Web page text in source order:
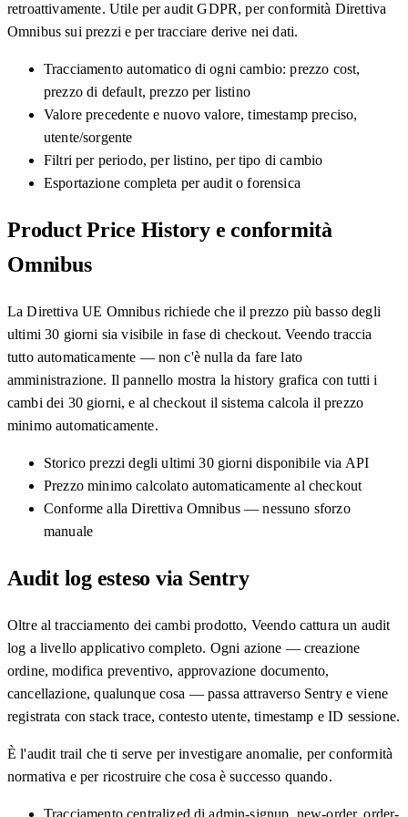
retroattivamente. Utile per audit GDPR, per conformità Direttiva
Omnibus sui prezzi e per tracciare derive nei dati.
Tracciamento automatico di ogni cambio: prezzo cost,
prezzo di default, prezzo per listino
Valore precedente e nuovo valore, timestamp preciso,
utente/sorgente
Filtri per periodo, per listino, per tipo di cambio
Esportazione completa per audit o forensica
Product Price History e conformità
Omnibus
La Direttiva UE Omnibus richiede che il prezzo più basso degli
ultimi 30 giorni sia visibile in fase di checkout. Veendo traccia
tutto automaticamente — non c'è nulla da fare lato
amministrazione. Il pannello mostra la history grafica con tutti i
cambi dei 30 giorni, e al checkout il sistema calcola il prezzo
minimo automaticamente.
Storico prezzi degli ultimi 30 giorni disponibile via API
Prezzo minimo calcolato automaticamente al checkout
Conforme alla Direttiva Omnibus — nessuno sforzo
manuale
Audit log esteso via Sentry
Oltre al tracciamento dei cambi prodotto, Veendo cattura un audit
log a livello applicativo completo. Ogni azione — creazione
ordine, modifica preventivo, approvazione documento,
cancellazione, qualunque cosa — passa attraverso Sentry e viene
registrata con stack trace, contesto utente, timestamp e ID sessione.
È l'audit trail che ti serve per investigare anomalie, per conformità
normativa e per ricostruire che cosa è successo quando.
Tracciamento centralized di admin-signup, new-order, order-